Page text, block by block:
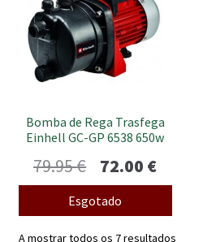
Bomba de Rega Trasfega
Einhell GC-GP 6538 650w
79.95€
O
preço
original
72.00 €O
preço
atual
Esgotado
A mostrar todos os 7 resultados